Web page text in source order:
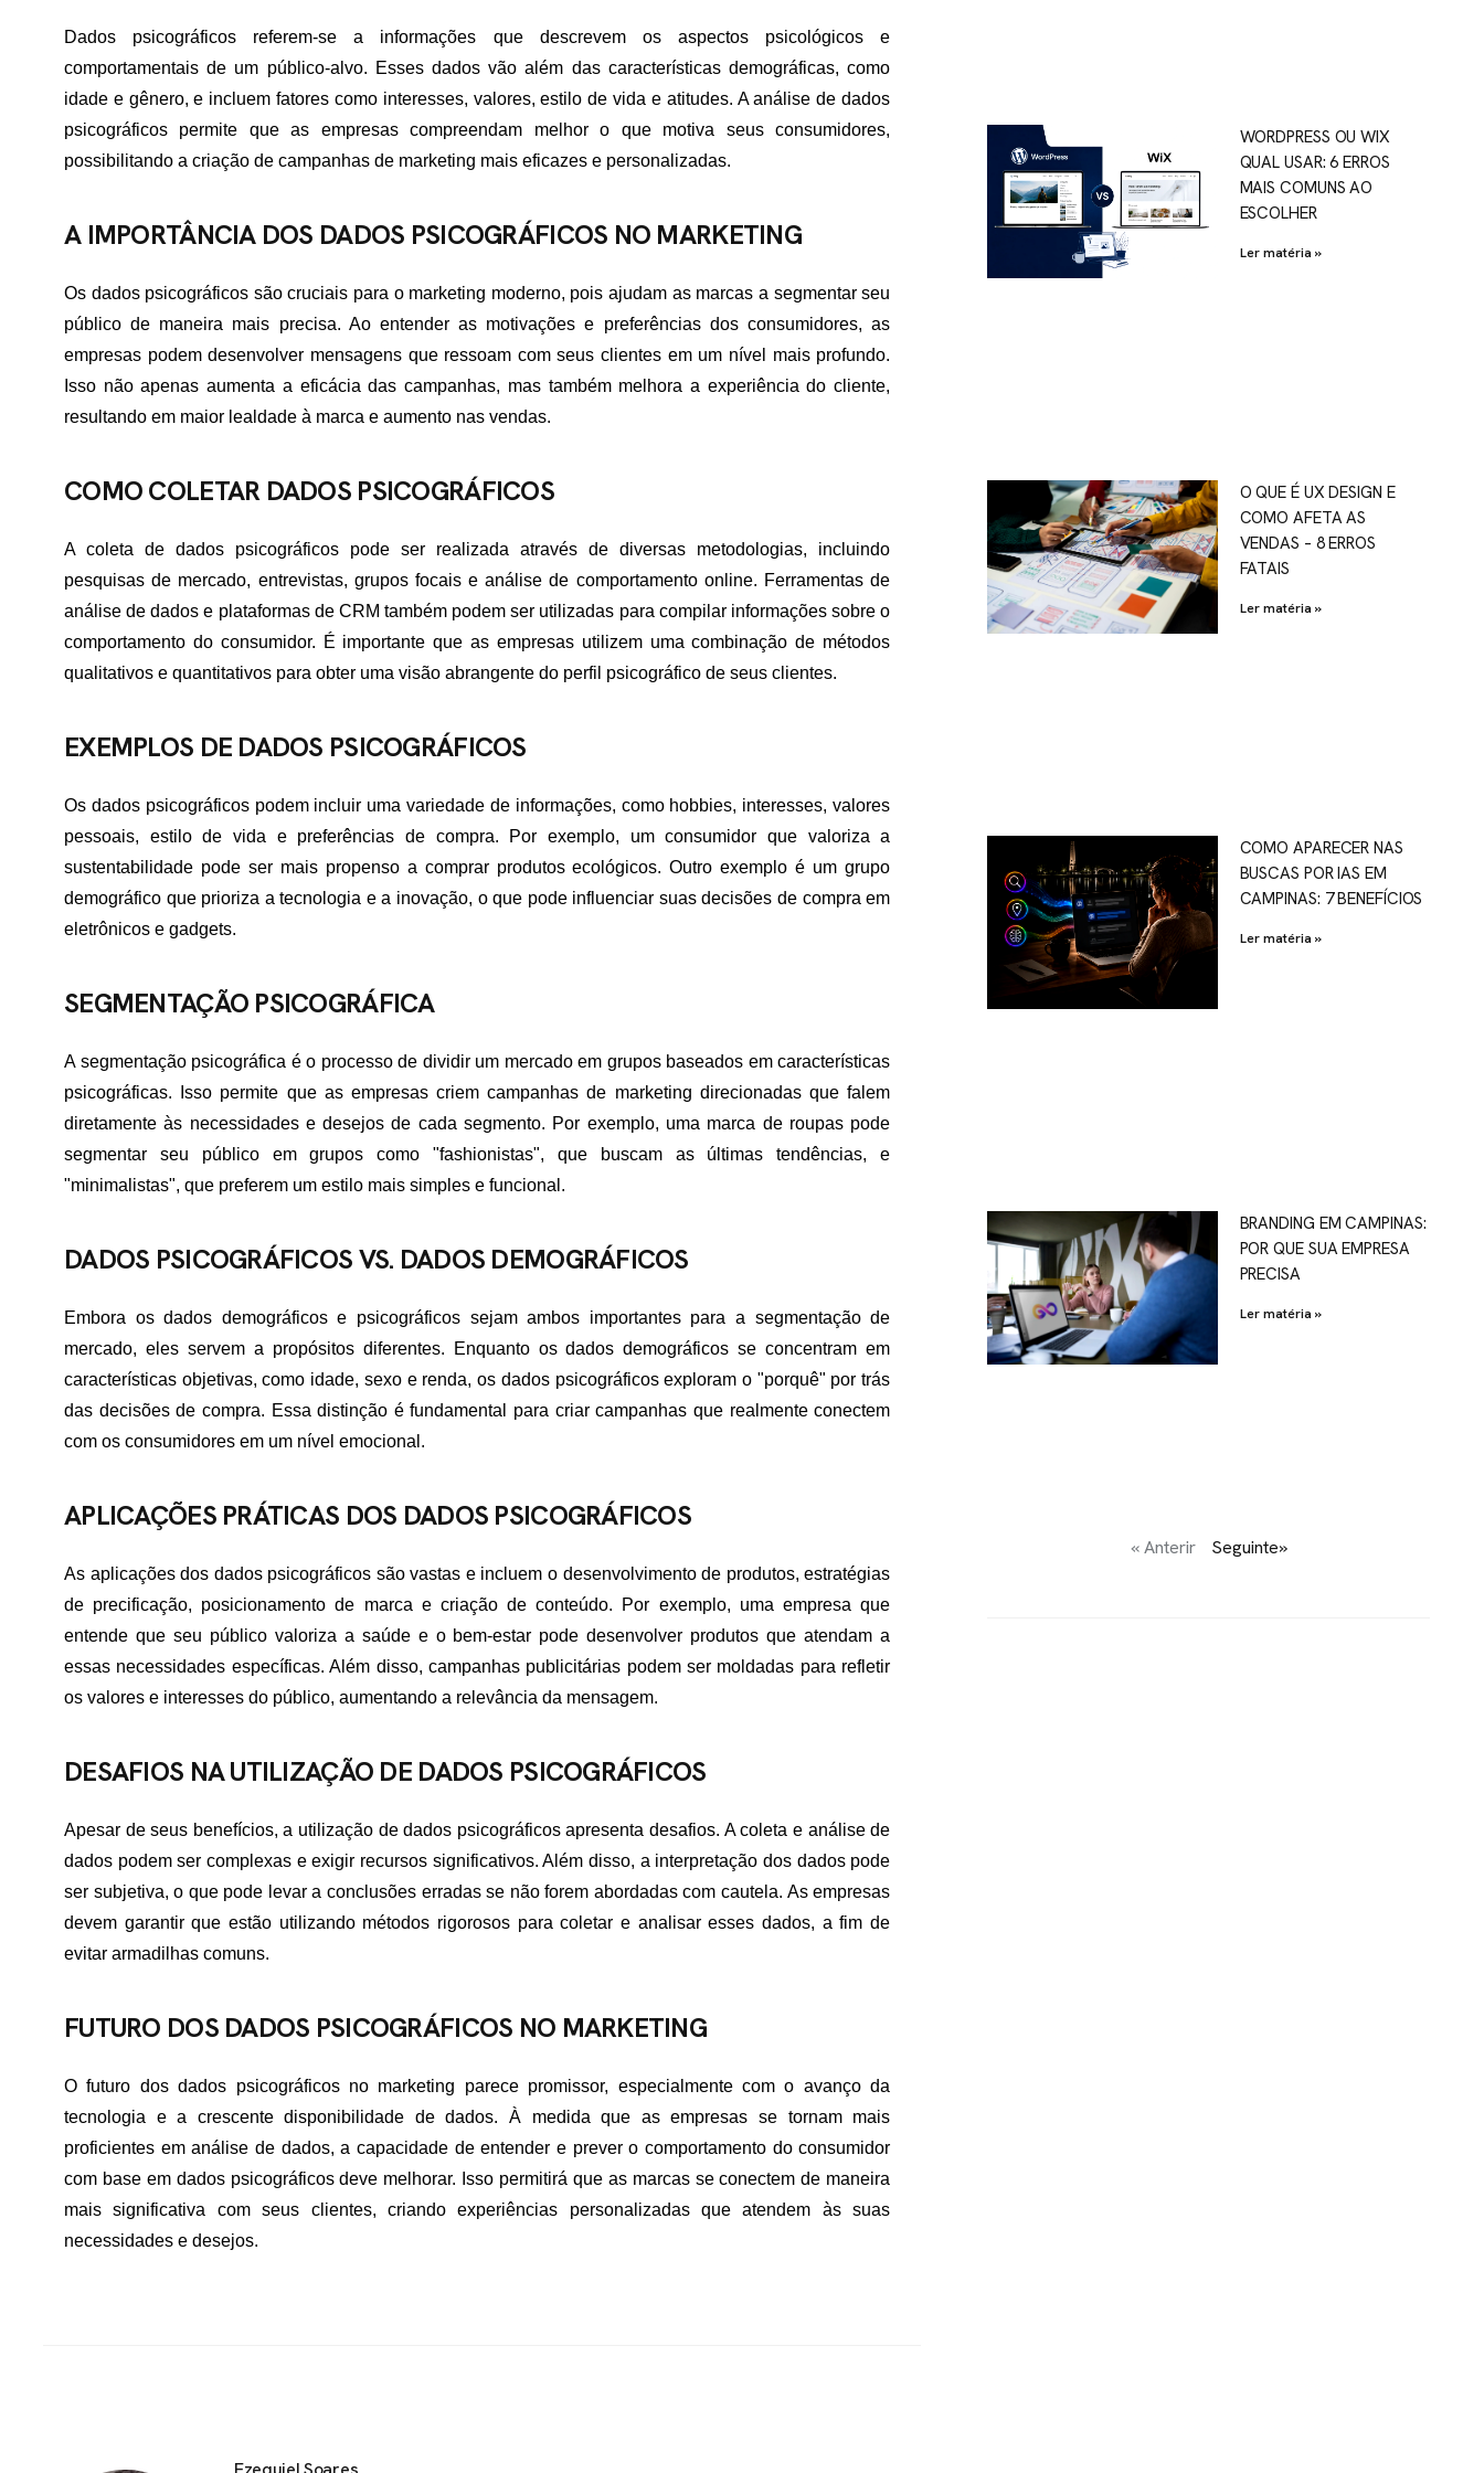
ATENDIDAS
NÓS
FALE CONOSCO
contato@eamidiadigital.com.br
Dados psicográficos referem-se a informações que descrevem os aspectos psicológicos e
comportamentais de um público-alvo. Esses dados vão além das características demográficas, como
idade e gênero, e incluem fatores como interesses, valores, estilo de vida e atitudes. A análise de dados
psicográficos permite que as empresas compreendam melhor o que motiva seus consumidores,
possibilitando a criação de campanhas de marketing mais eficazes e personalizadas.
A IMPORTÂNCIA DOS DADOS PSICOGRÁFICOS NO MARKETING
Os dados psicográficos são cruciais para o marketing moderno, pois ajudam as marcas a segmentar seu
público de maneira mais precisa. Ao entender as motivações e preferências dos consumidores, as
empresas podem desenvolver mensagens que ressoam com seus clientes em um nível mais profundo.
Isso não apenas aumenta a eficácia das campanhas, mas também melhora a experiência do cliente,
resultando em maior lealdade à marca e aumento nas vendas.
COMO COLETAR DADOS PSICOGRÁFICOS
A coleta de dados psicográficos pode ser realizada através de diversas metodologias, incluindo
pesquisas de mercado, entrevistas, grupos focais e análise de comportamento online. Ferramentas de
análise de dados e plataformas de CRM também podem ser utilizadas para compilar informações sobre o
comportamento do consumidor. É importante que as empresas utilizem uma combinação de métodos
qualitativos e quantitativos para obter uma visão abrangente do perfil psicográfico de seus clientes.
EXEMPLOS DE DADOS PSICOGRÁFICOS
Os dados psicográficos podem incluir uma variedade de informações, como hobbies, interesses, valores
pessoais, estilo de vida e preferências de compra. Por exemplo, um consumidor que valoriza a
sustentabilidade pode ser mais propenso a comprar produtos ecológicos. Outro exemplo é um grupo
demográfico que prioriza a tecnologia e a inovação, o que pode influenciar suas decisões de compra em
eletrônicos e gadgets.
SEGMENTAÇÃO PSICOGRÁFICA
A segmentação psicográfica é o processo de dividir um mercado em grupos baseados em características
psicográficas. Isso permite que as empresas criem campanhas de marketing direcionadas que falem
diretamente às necessidades e desejos de cada segmento. Por exemplo, uma marca de roupas pode
segmentar seu público em grupos como "fashionistas", que buscam as últimas tendências, e
"minimalistas", que preferem um estilo mais simples e funcional.
DADOS PSICOGRÁFICOS VS. DADOS DEMOGRÁFICOS
Embora os dados demográficos e psicográficos sejam ambos importantes para a segmentação de
mercado, eles servem a propósitos diferentes. Enquanto os dados demográficos se concentram em
características objetivas, como idade, sexo e renda, os dados psicográficos exploram o "porquê" por trás
das decisões de compra. Essa distinção é fundamental para criar campanhas que realmente conectem
com os consumidores em um nível emocional.
APLICAÇÕES PRÁTICAS DOS DADOS PSICOGRÁFICOS
As aplicações dos dados psicográficos são vastas e incluem o desenvolvimento de produtos, estratégias
de precificação, posicionamento de marca e criação de conteúdo. Por exemplo, uma empresa que
entende que seu público valoriza a saúde e o bem-estar pode desenvolver produtos que atendam a
essas necessidades específicas. Além disso, campanhas publicitárias podem ser moldadas para refletir
os valores e interesses do público, aumentando a relevância da mensagem.
DESAFIOS NA UTILIZAÇÃO DE DADOS PSICOGRÁFICOS
Apesar de seus benefícios, a utilização de dados psicográficos apresenta desafios. A coleta e análise de
dados podem ser complexas e exigir recursos significativos. Além disso, a interpretação dos dados pode
ser subjetiva, o que pode levar a conclusões erradas se não forem abordadas com cautela. As empresas
devem garantir que estão utilizando métodos rigorosos para coletar e analisar esses dados, a fim de
evitar armadilhas comuns.
FUTURO DOS DADOS PSICOGRÁFICOS NO MARKETING
O futuro dos dados psicográficos no marketing parece promissor, especialmente com o avanço da
tecnologia e a crescente disponibilidade de dados. À medida que as empresas se tornam mais
proficientes em análise de dados, a capacidade de entender e prever o comportamento do consumidor
com base em dados psicográficos deve melhorar. Isso permitirá que as marcas se conectem de maneira
mais significativa com seus clientes, criando experiências personalizadas que atendem às suas
necessidades e desejos.
WORDPRESS OU WIX
QUAL USAR: 6 ERROS
MAIS COMUNS AO
ESCOLHER
Ler matéria »
O QUE É UX DESIGN E
COMO AFETA AS
VENDAS – 8 ERROS
FATAIS
Ler matéria »
COMO APARECER NAS
BUSCAS POR IAS EM
CAMPINAS: 7 BENEFÍCIOS
Ler matéria »
BRANDING EM CAMPINAS:
POR QUE SUA EMPRESA
PRECISA
Ler matéria »
« Anterir Seguinte»